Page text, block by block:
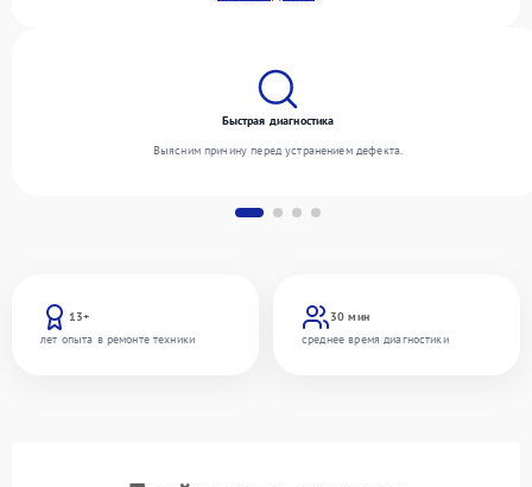
13+
лет опыта в ремонте техники
30 мин
среднее время диагностики
Быстрая диагностика
Выясним причину перед устранением дефекта.